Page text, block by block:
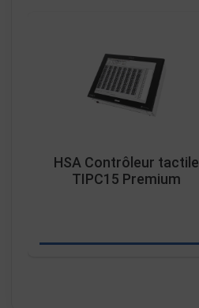
HSA Contrôleur tactile
TIPC15 Premium